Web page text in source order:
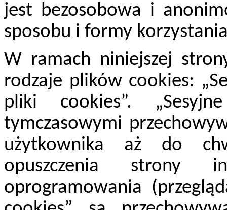
jest bezosobowa i
sposobu i formy
W ramach niniejszej
rodzaje plików cookies:
pliki cookies”.
tymczasowymi
użytkownika aż do
opuszczenia strony
oprogramowania